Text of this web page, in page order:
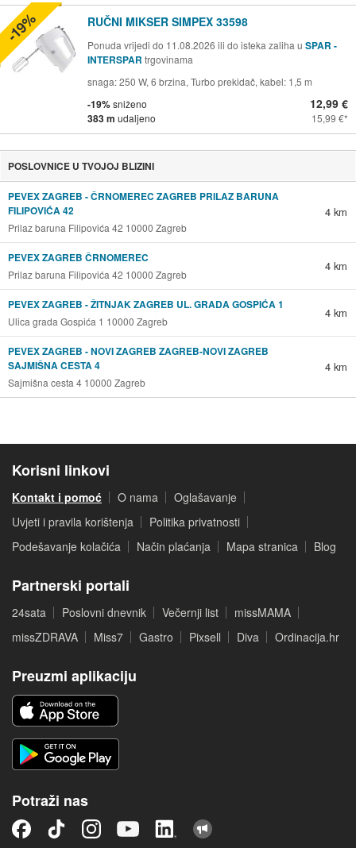
RUČNI MIKSER SIMPEX 33598
Ponuda vrijedi do 11.08.2026 ili do isteka zaliha u SPAR -
INTERSPAR trgovinama
snaga: 250 W, 6 brzina, Turbo prekidač, kabel: 1,5 m
-19%sniženo
383 m udaljeno
12,99 €
15,99 €
-19%
POSLOVNICE U TVOJOJ BLIZINI
PEVEX ZAGREB - ČRNOMEREC ZAGREB PRILAZ BARUNA
FILIPOVIĆA 42
Prilaz baruna Filipovića 42 10000 Zagreb
4 km
PEVEX ZAGREB ČRNOMEREC
Prilaz baruna Filipovića 42 10000 Zagreb
4 km
PEVEX ZAGREB - ŽITNJAK ZAGREB UL. GRADA GOSPIĆA 1
Ulica grada Gospića 1 10000 Zagreb
4 km
PEVEX ZAGREB - NOVI ZAGREB ZAGREB-NOVI ZAGREB
SAJMIŠNA CESTA 4
Sajmišna cesta 4 10000 Zagreb
4 km
Korisni linkovi
Kontakt i pomoć O nama
Oglašavanje
Uvjeti i pravila korištenja
Politika privatnosti
Podešavanje kolačića
Način plaćanja Mapa stranica Blog
Partnerski portali
24sata Poslovni dnevnik Večernji list
missMAMA
missZDRAVA
Miss7 Gastro Pixsell Diva Ordinacija.hr
Preuzmi aplikaciju
Potraži nas